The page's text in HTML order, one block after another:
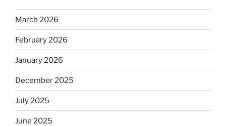
March 2026
February 2026
January 2026
December 2025
July 2025
June 2025